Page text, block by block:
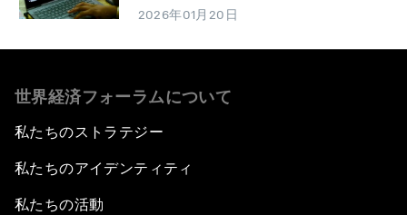
2026年01月20日
世界経済フォーラムについて
私たちのストラテジー
私たちのアイデンティティ
私たちの活動